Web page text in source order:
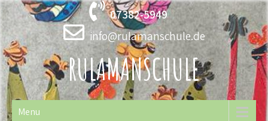
Skip
to
content
07382-5949
info@rulamanschule.de
RULAMANSCHULE
Menu